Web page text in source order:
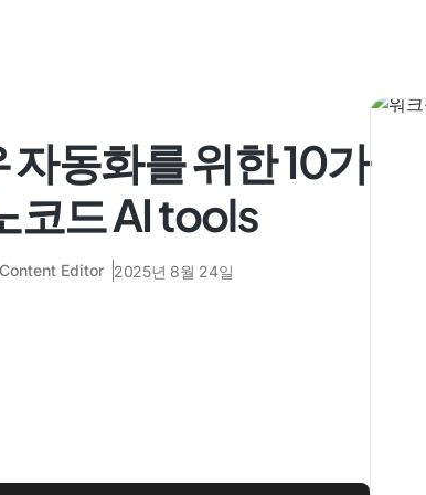
동화를 위한 10가
코드 AI tools
Editor 2025년 8월 24일